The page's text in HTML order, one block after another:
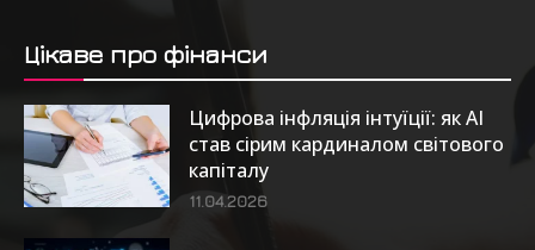
Цікаве про фінанси
Цифрова інфляція інтуїції: як AI
став сірим кардиналом світового
капіталу
11.04.2026